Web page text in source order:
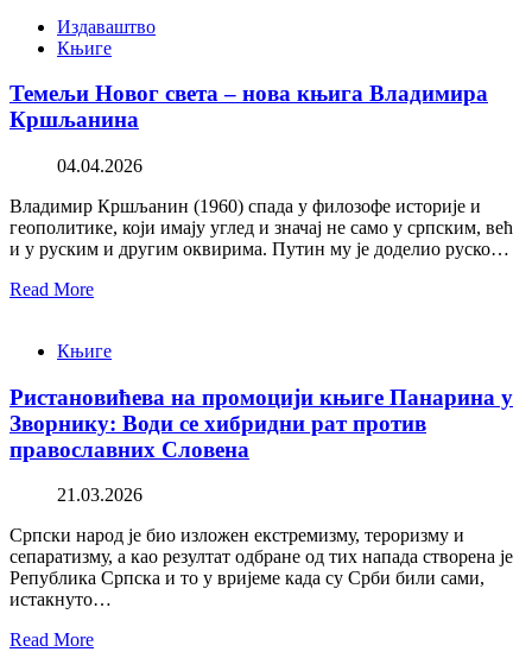
Издаваштво
Књиге
Темељи Новог света – нова књига Владимира
Кршљанина
04.04.2026
Владимир Кршљанин (1960) спада у филозофе историје и
геополитике, који имају углед и значај не само у српским, већ
и у руским и другим оквирима. Путин му је доделио руско…
Read More
Књиге
Ристановићева на промоцији књиге Панарина у
Зворнику: Води се хибридни рат против
православних Словена
21.03.2026
Српски народ је био изложен екстремизму, тероризму и
сепаратизму, а као резултат одбране од тих напада створена је
Република Српска и то у вријеме када су Срби били сами,
истакнуто…
Read More